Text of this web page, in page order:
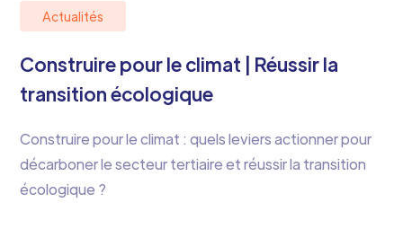
Actualités
Construire pour le climat | Réussir la
transition écologique
Construire pour le climat : quels leviers actionner pour
décarboner le secteur tertiaire et réussir la transition
écologique ?